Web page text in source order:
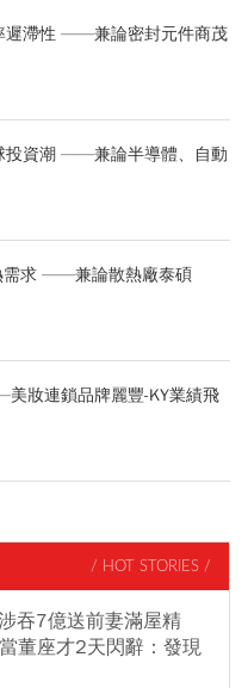
遲滯性 ——兼論密封元件商茂
投資潮 ——兼論半導體、自動
需求 ——兼論散熱廠泰碩
妝連鎖品牌麗豐-KY業績飛
/ HOT STORIES /
吞7億送前妻滿屋精
董座才2天閃辭：發現